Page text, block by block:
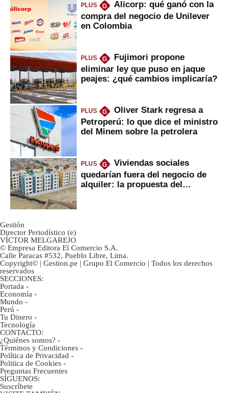
PLUS G
Alicorp: qué ganó con la
compra del negocio de Unilever
en Colombia
PLUS G
Fujimori propone
eliminar ley que puso en jaque
peajes: ¿qué cambios implicaría?
PLUS G
Oliver Stark regresa a
Petroperú: lo que dice el ministro
del Minem sobre la petrolera
PLUS G
Viviendas sociales
quedarían fuera del negocio de
alquiler: la propuesta del
Gestión
Director Periodístico (e)
VÍCTOR MELGAREJO
© Empresa Editora El Comercio S.A.
Calle Paracas #532, Pueblo Libre, Lima.
Copyright© | Gestion.pe | Grupo El Comercio | Todos los derechos
reservados
SECCIONES:
Portada -
Economía -
Mundo -
Perú -
Tu Dinero -
Tecnología
CONTACTO:
¿Quiénes somos? -
Términos y Condiciones -
Política de Privacidad -
Politica de Cookies -
Preguntas Frecuentes
SÍGUENOS:
Suscríbete